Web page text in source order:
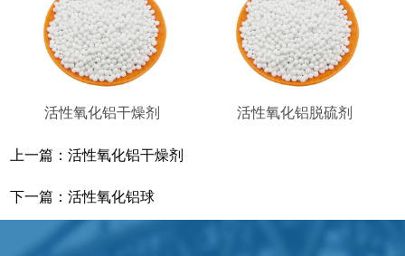
活性氧化铝干燥剂 活性氧化铝脱硫剂
上一篇：活性氧化铝干燥剂
下一篇：活性氧化铝球